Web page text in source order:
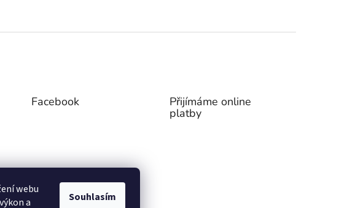
webu
a
Souhlasím
Facebook Přijímáme online
platby